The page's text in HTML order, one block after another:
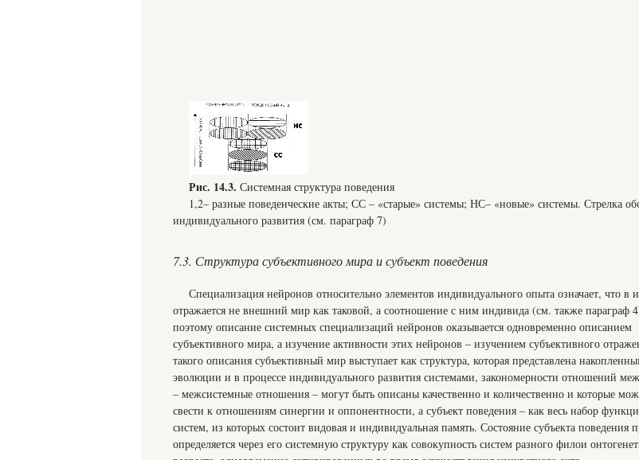
Рис. 14.3. Системная структура поведения
1,2– разные поведенческие акты; СС – «старые» системы; НС– «новые» системы. Стрелка
индивидуального развития (см. параграф 7)
7.3. Структура субъективного мира и субъект поведения
Специализация нейронов относительно элементов индивидуального опыта означает, что в
отражается не внешний мир как таковой, а соотношение с ним индивида (см. также параграф
поэтому описание системных специализаций нейронов оказывается одновременно описанием
субъективного мира, а изучение активности этих нейронов – изучением субъективного
такого описания субъективный мир выступает как структура, которая представлена
эволюции и в процессе индивидуального развития системами, закономерности отношений
– межсистемные отношения – могут быть описаны качественно и количественно и которые
свести к отношениям синергии и оппонентности, а субъект поведения – как весь набор
систем, из которых состоит видовая и индивидуальная память. Состояние субъекта поведения
определяется через его системную структуру как совокупность систем разного филои